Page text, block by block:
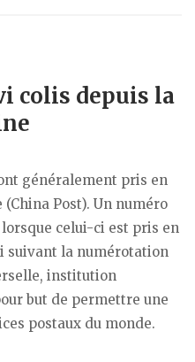
colis depuis la
généralement pris en
Post). Un numéro
celui-ci est pris en
suivant la numérotation
institution
but de permettre une
postaux du monde.